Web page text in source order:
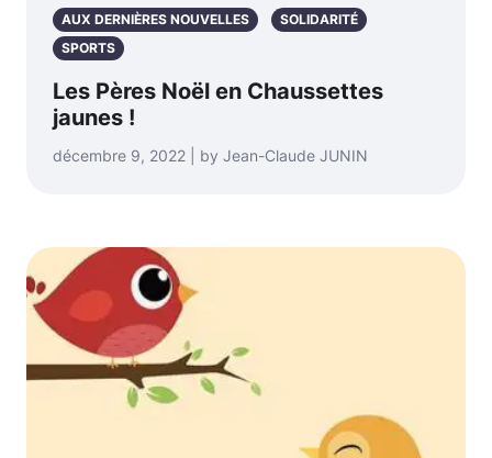
AUX DERNIÈRES NOUVELLES
SOLIDARITÉ
SPORTS
Les Pères Noël en Chaussettes
jaunes !
décembre 9, 2022 | by Jean-Claude JUNIN